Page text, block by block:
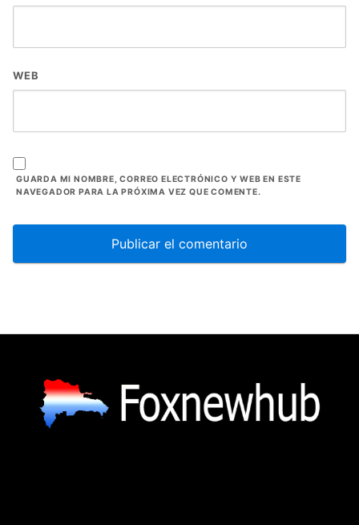
WEB
GUARDA MI NOMBRE, CORREO ELECTRÓNICO Y WEB EN ESTE
NAVEGADOR PARA LA PRÓXIMA VEZ QUE COMENTE.